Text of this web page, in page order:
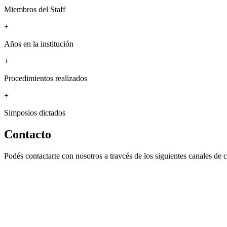
Miembros del Staff
+
Años en la institución
+
Procedimientos realizados
+
Simposios dictados
Contacto
Podés contactarte con nosotros a travcés de los siguientes canales de